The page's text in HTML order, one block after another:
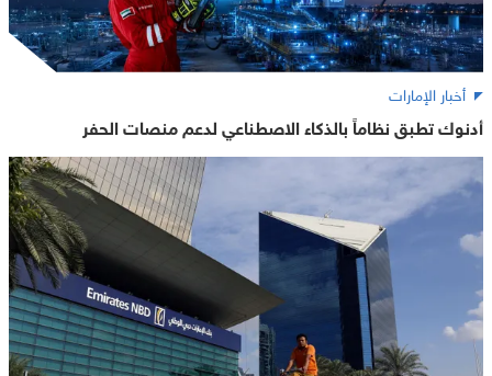
أخبار الإمارات
أدنوك تطبق نظاماً بالذكاء الاصطناعي لدعم منصات الحفر